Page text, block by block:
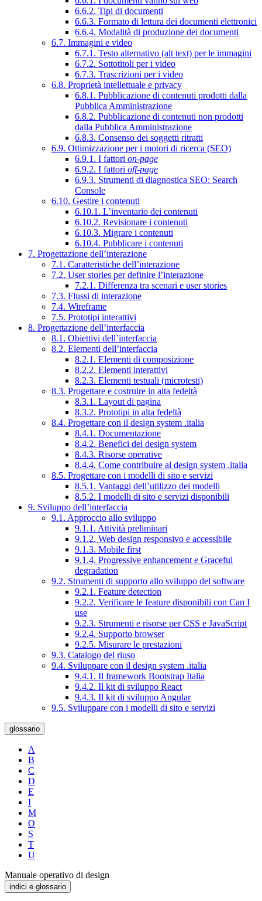
6.6.2. Tipi di documenti
6.6.3. Formato di lettura dei documenti elettronici
6.6.4. Modalità di produzione dei documenti
6.7. Immagini e video
6.7.1. Testo alternativo (alt text) per le immagini
6.7.2. Sottotitoli per i video
6.7.3. Trascrizioni per i video
6.8. Proprietà intellettuale e privacy
6.8.1. Pubblicazione di contenuti prodotti dalla
Pubblica Amministrazione
6.8.2. Pubblicazione di contenuti non prodotti
dalla Pubblica Amministrazione
6.8.3. Consenso dei soggetti ritratti
6.9. Ottimizzazione per i motori di ricerca (SEO)
6.9.1. I fattori on-page
6.9.2. I fattori off-page
6.9.3. Strumenti di diagnostica SEO: Search
Console
6.10. Gestire i contenuti
6.10.1. L’inventario dei contenuti
6.10.2. Revisionare i contenuti
6.10.3. Migrare i contenuti
6.10.4. Pubblicare i contenuti
7. Progettazione dell’interazione
7.1. Caratteristiche dell’interazione
7.2. User stories per definire l’interazione
7.2.1. Differenza tra scenari e user stories
7.3. Flussi di interazione
7.4. Wireframe
7.5. Prototipi interattivi
8. Progettazione dell’interfaccia
8.1. Obiettivi dell’interfaccia
8.2. Elementi dell’interfaccia
8.2.1. Elementi di composizione
8.2.2. Elementi interattivi
8.2.3. Elementi testuali (microtesti)
8.3. Progettare e costruire in alta fedeltà
8.3.1. Layout di pagina
8.3.2. Prototipi in alta fedeltà
8.4. Progettare con il design system .italia
8.4.1. Documentazione
8.4.2. Benefici del design system
8.4.3. Risorse operative
8.4.4. Come contribuire al design system .italia
8.5. Progettare con i modelli di sito e servizi
8.5.1. Vantaggi dell’utilizzo dei modelli
8.5.2. I modelli di sito e servizi disponibili
9. Sviluppo dell’interfaccia
9.1. Approccio allo sviluppo
9.1.1. Attività preliminari
9.1.2. Web design responsivo e accessibile
9.1.3. Mobile first
9.1.4. Progressive enhancement e Graceful
degradation
9.2. Strumenti di supporto allo sviluppo del software
9.2.1. Feature detection
9.2.2. Verificare le feature disponibili con Can I
use
9.2.3. Strumenti e risorse per CSS e JavaScript
9.2.4. Supporto browser
9.2.5. Misurare le prestazioni
9.3. Catalogo del riuso
9.4. Sviluppare con il design system .italia
9.4.1. Il framework Bootstrap Italia
9.4.2. Il kit di sviluppo React
9.4.3. Il kit di sviluppo Angular
9.5. Sviluppare con i modelli di sito e servizi
glossario
A
B
C
D
E
I
M
O
S
T
U
Manuale operativo di design
indici e glossario